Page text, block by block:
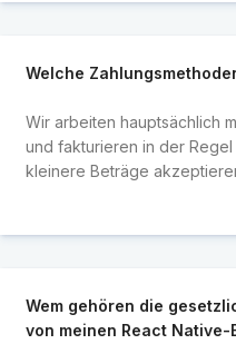
Welche
Wir arbeiten hauptsächlich
und fakturieren in der Regel
kleinere Beträge
Wem gehören die
von meinen React